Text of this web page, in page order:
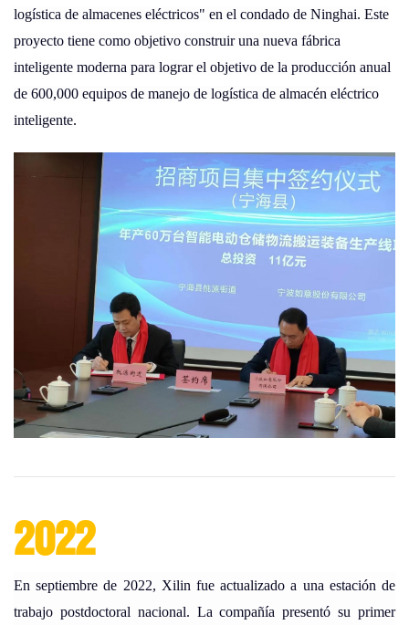
logística de almacenes eléctricos" en el condado de Ninghai. Este
proyecto tiene como objetivo construir una nueva fábrica
inteligente moderna para lograr el objetivo de la producción anual
de 600,000 equipos de manejo de logística de almacén eléctrico
inteligente.
2022
En septiembre de 2022, Xilin fue actualizado a una estación de
trabajo postdoctoral nacional. La compañía presentó su primer